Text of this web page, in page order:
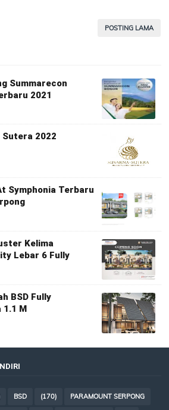
POSTING LAMA
Summarecon
2021
2022
Symphonia Terbaru
Kelima
Lebar 6 Fully
BSD Fully
1.1 M
BSD (170) PARAMOUNT SERPONG